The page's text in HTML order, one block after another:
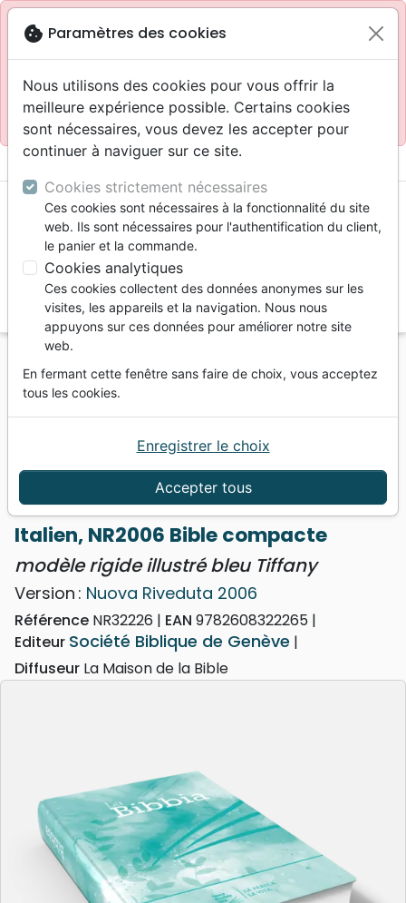
blockSite réservé aux professionnels
Accès pour les professionnels : Se connecter
Site pour le grand public : La Maison de la Bible
menu
Vous ne pouvez pas créer de nouvelle commande
depuis votre pays (United States).
Bibles standard
Italien, NR2006 Bible compacte - modèle rigide
Italien, NR2006 Bible compacte
modèle rigide illustré bleu Tiffany
Version : Nuova Riveduta 2006
Référence NR32226 EAN 9782608322265
Editeur Société Biblique de Genève
Diffuseur La Maison de la Bible
cookie Paramètres des cookies
Nous utilisons des cookies pour vous offrir la
meilleure expérience possible. Certains cookies
sont nécessaires, vous devez les accepter pour
continuer à naviguer sur ce site.
Cookies strictement nécessaires
Ces cookies sont nécessaires à la fonctionnalité du site
web. Ils sont nécessaires pour l'authentification du client,
le panier et la commande.
Cookies analytiques
Ces cookies collectent des données anonymes sur les
visites, les appareils et la navigation. Nous nous
appuyons sur ces données pour améliorer notre site
web.
En fermant cette fenêtre sans faire de choix, vous acceptez
tous les cookies.
Accepter tous
Enregistrer le choix